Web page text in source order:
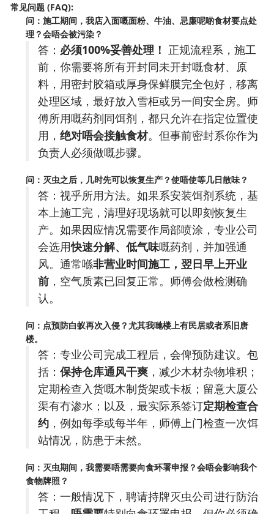
常见问题 (FAQ):
问：施工期间，我店入面嘅面粉、牛油、忌廉呢啲食材要点处
理？会唔会被污染？
答： 必须100%妥善处理！ ​ 正规流程系，施工
前，你需要将所有开封同未开封嘅食材、原
料，用密封胶箱或厚身保鲜膜完全包好，移离
处理区域，最好放入雪柜或另一间安全房。师
傅所用嘅药剂同饵剂，都只允许在指定位置使
用，绝对唔会接触食材。但事前密封系你作为
负责人必须做嘅步骤。
问：灭虫之后，几时先可以恢复生产？使唔使等几日散味？
答：视乎所用方法。如果系安装饵剂系统，基
本上施工完，清理好现场就可以即刻恢复生
产。如果因应情况需要作局部喷涂，专业公司
会选用快速分解、低气味嘅药剂，并加强通
风。通常喺非营业时间施工，翌日早上开业
前 ，空气质素已回复正常。师傅会做检测确
认。
问：点预防白蚁再次入侵？尤其我哋楼上有民居或者系旧唐
楼。
答：专业公司完成工程后，会俾预防建议。包
括：保持仓库通风干爽 ，减少木材杂物堆积；
定期检查入货嘅木制货架或卡板；留意大厦公
渠有冇渗水；以及，最实际系签订定期检查合
约 ，例如每季或每半年，师傅上门检查一次饵
站情况，防患于未然。
问：灭虫期间，我需要唔需要向食环署申报？会唔会影响我个
食物牌照？
答：一般情况下，聘请持牌灭虫公司进行防治